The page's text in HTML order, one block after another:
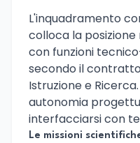
L'inquadramento
colloca la
con funzioni
secondo il
Istruzione e
autonomia
interfacciarsi con
Le missioni